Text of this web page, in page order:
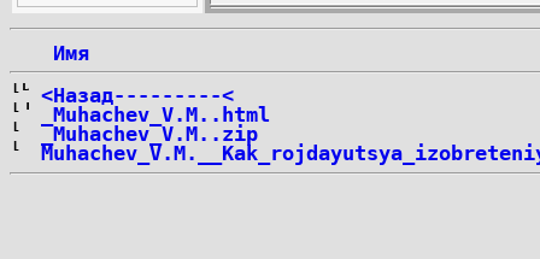
Имя
<Назад---------<
_Muhachev_V.M..html
_Muhachev_V.M..zip